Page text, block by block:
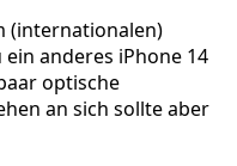
(internationalen)
anderes iPhone 14
optische
an sich sollte aber